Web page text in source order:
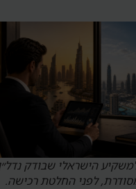
הישראלי שבודק
לפני החלטת רכישה.